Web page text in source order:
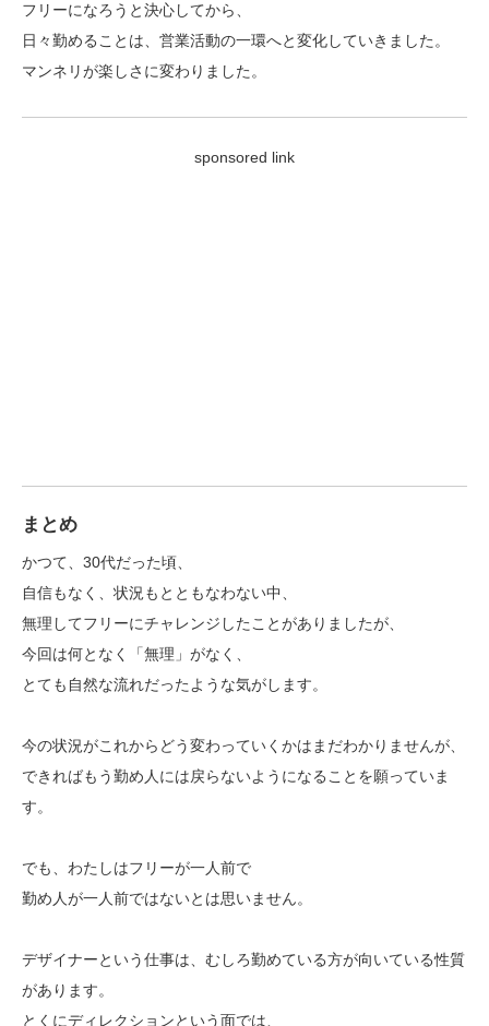
フリーになろうと決心してから、
日々勤めることは、営業活動の一環へと変化していきました。
マンネリが楽しさに変わりました。
sponsored link
まとめ
かつて、30代だった頃、
自信もなく、状況もとともなわない中、
無理してフリーにチャレンジしたことがありましたが、
今回は何となく「無理」がなく、
とても自然な流れだったような気がします。
今の状況がこれからどう変わっていくかはまだわかりませんが、
できればもう勤め人には戻らないようになることを願っていま
す。
でも、わたしはフリーが一人前で
勤め人が一人前ではないとは思いません。
デザイナーという仕事は、むしろ勤めている方が向いている性質
があります。
とくにディレクションという面では、